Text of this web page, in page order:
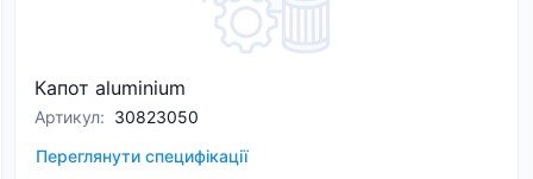
Капот aluminium
Артикул: 30823050
Переглянути специфікації